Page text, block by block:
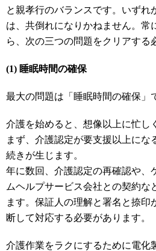
と親孝行のバランスです。いずれ
は、共倒れになりかねません。常
ら、次の三つの問題をクリアする
(1) 睡眠時間の確保
最大の問題は「睡眠時間の確保」
介護を始めると、想像以上に忙し
まず、介護認定が要支援以上にな
続きが生じます。
年に数回、介護認定の再確認や、
ムヘルプサービス会社との契約な
ます。保証人の理解と署名と捺印
断して対応する必要があります。
介護作業をラクにするために電化